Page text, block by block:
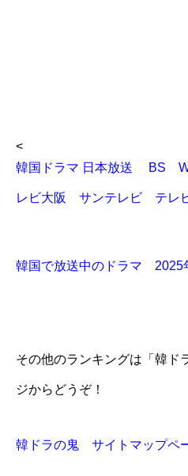
<
韓国ドラマ 日本放送 BS
レビ大阪 サンテレビ テレ
韓国で放送中のドラマ 2025
その他のランキングは「韓ド
ジからどうぞ！
韓ドラの鬼 サイトマップペ